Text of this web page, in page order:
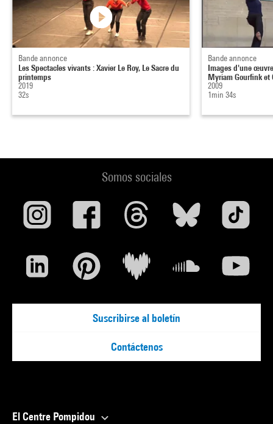
Bande annonce
Les Spectacles vivants : Xavier Le Roy, Le Sacre du
printemps
2019
32s
Bande annonce
Images d'une
Myriam Gourfink et
2009
1min 34s
Somos sociales
Suscribirse al boletín
Contáctenos
El Centre Pompidou